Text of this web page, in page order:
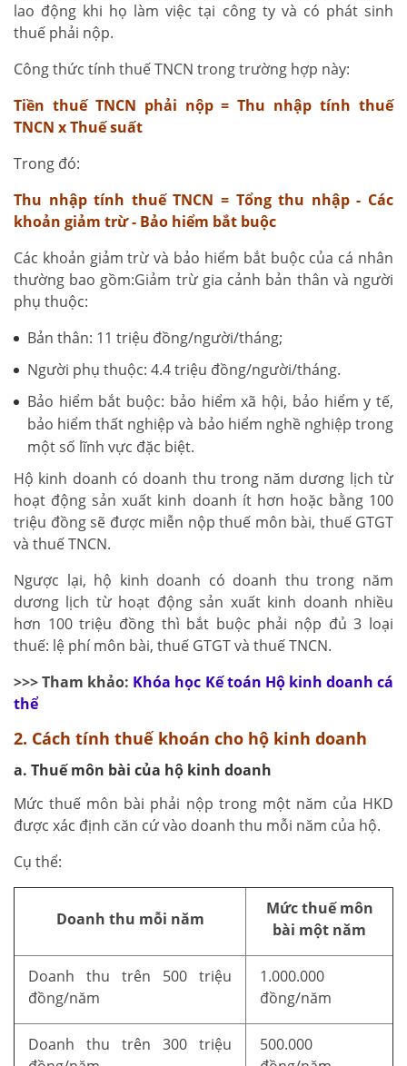
lao động khi họ làm việc tại công ty và có phát sinh
thuế phải nộp.
Công thức tính thuế TNCN trong trường hợp này:
Tiền thuế TNCN phải nộp = Thu nhập tính thuế
TNCN x Thuế suất
Trong đó:
Thu nhập tính thuế TNCN = Tổng thu nhập - Các
khoản giảm trừ - Bảo hiểm bắt buộc
Các khoản giảm trừ và bảo hiểm bắt buộc của cá nhân
thường bao gồm:Giảm trừ gia cảnh bản thân và người
phụ thuộc:
Bản thân: 11 triệu đồng/người/tháng;
Người phụ thuộc: 4.4 triệu đồng/người/tháng.
Bảo hiểm bắt buộc: bảo hiểm xã hội, bảo hiểm y tế,
bảo hiểm thất nghiệp và bảo hiểm nghề nghiệp trong
một số lĩnh vực đặc biệt.
Hộ kinh doanh có doanh thu trong năm dương lịch từ
hoạt động sản xuất kinh doanh ít hơn hoặc bằng 100
triệu đồng sẽ được miễn nộp thuế môn bài, thuế GTGT
và thuế TNCN.
Ngược lại, hộ kinh doanh có doanh thu trong năm
dương lịch từ hoạt động sản xuất kinh doanh nhiều
hơn 100 triệu đồng thì bắt buộc phải nộp đủ 3 loại
thuế: lệ phí môn bài, thuế GTGT và thuế TNCN.
>>> Tham khảo: Khóa học Kế toán Hộ kinh doanh cá
thể
2. Cách tính thuế khoán cho hộ kinh doanh
a. Thuế môn bài của hộ kinh doanh
Mức thuế môn bài phải nộp trong một năm của HKD
được xác định căn cứ vào doanh thu mỗi năm của hộ.
Cụ thể:
Doanh thu mỗi năm
Mức thuế môn
bài một năm
Doanh thu trên 500 triệu
đồng/năm
1.000.000
đồng/năm
Doanh thu trên 300 triệu
500.000